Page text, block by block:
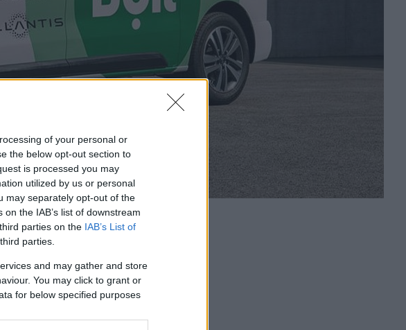
of your personal or
the below opt-out section to
is processed you may
utilized by us or personal
may separately opt-out of the
the IAB’s list of downstream
parties on the IAB’s List of
parties.
and may gather and store
You may click to grant or
for below specified purposes